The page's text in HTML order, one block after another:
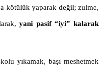
kötülük yaparak değil; zulme,
yani pasif “iyi” kalarak
yıkamak, başı meshetmek